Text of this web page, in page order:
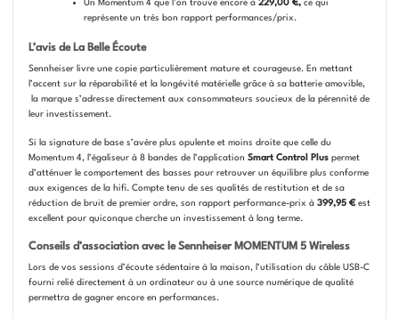
Un Momentum 4 que l’on trouve encore à229,00 €, ce qui
représente un très bon rapport performances/prix.
L’avis de La Belle Écoute
Sennheiser livre une copie particulièrement mature et courageuse. En mettant
l’accent sur la réparabilité et la longévité matérielle grâce à sa batterie amovible,
la marque s’adresse directement aux consommateurs soucieux de la pérennité de
leur investissement.
Si la signature de base s’avère plus opulente et moins droite que celle du
Momentum 4, l’égaliseur à 8 bandes de l’application Smart Control Pluspermet
d’atténuer le comportement des basses pour retrouver un équilibre plus conforme
aux exigences de la hifi. Compte tenu de ses qualités de restitution et de sa
réduction de bruit de premier ordre, son rapport performance-prix à 399,95 €est
excellent pour quiconque cherche un investissement à long terme.
Conseils d’association avec le Sennheiser MOMENTUM 5 Wireless
Lors de vos sessions d’écoute sédentaire à la maison, l’utilisation du câble USB-C
fourni relié directement à un ordinateur ou à une source numérique de qualité
permettra de gagner encore en performances.